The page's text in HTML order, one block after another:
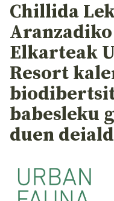
Chillida
Elkarteak
Resort
babesleku
duen